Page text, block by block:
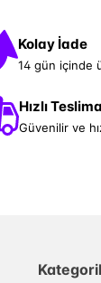
Kolay İade
14 gün içinde
Hızlı
Güvenilir ve